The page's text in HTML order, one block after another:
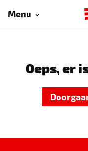
Menu
Oeps, er